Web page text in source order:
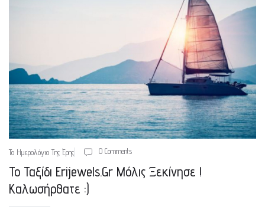
Το Ημερολόγιο Της Έρης 0 Comments
Το Ταξίδι Erijewels.gr Μόλις Ξεκίνησε !
Καλωσήρθατε :)